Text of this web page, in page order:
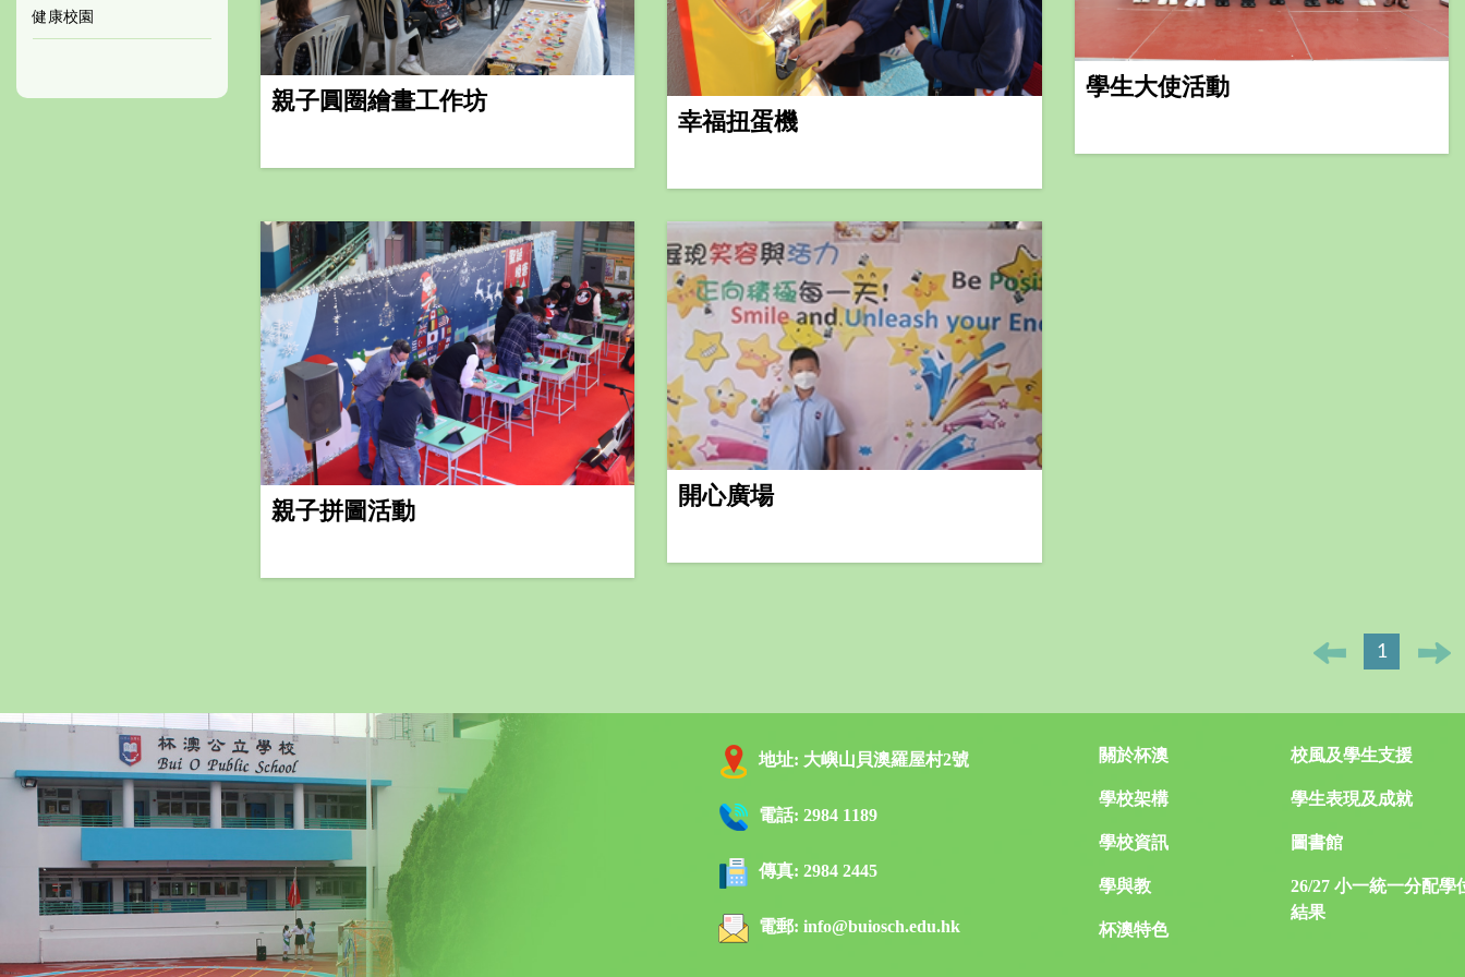
健康校園
親子圓圈繪畫工作坊
幸福扭蛋機
學生大使活動
親子拼圖活動 開心廣場
1
地址: 大嶼山貝澳羅屋村2號
電話: 2984 1189
傳真: 2984 2445
電郵: info@buiosch.edu.hk
關於杯澳
學校架構
學校資訊
學與教
杯澳特色
校風及學生支援
學生表現及成就
圖書館
26/27 小一統一分配學
結果